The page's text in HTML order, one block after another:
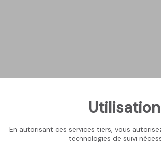
En autorisant ces services tiers, vous
technologies de suivi